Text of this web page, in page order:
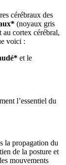
cérébraux des
(noyaux gris
au cortex cérébral,
voici :
et le
l’essentiel du
la propagation du
de la posture et
mouvements